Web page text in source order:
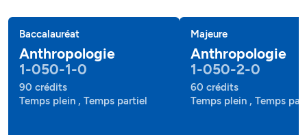
Baccalauréat
Anthropologie
1-050-1-0
90 crédits
Temps plein , Temps partiel
Majeure
Anthropologie
1-050-2-0
60 crédits
Temps plein , Temps